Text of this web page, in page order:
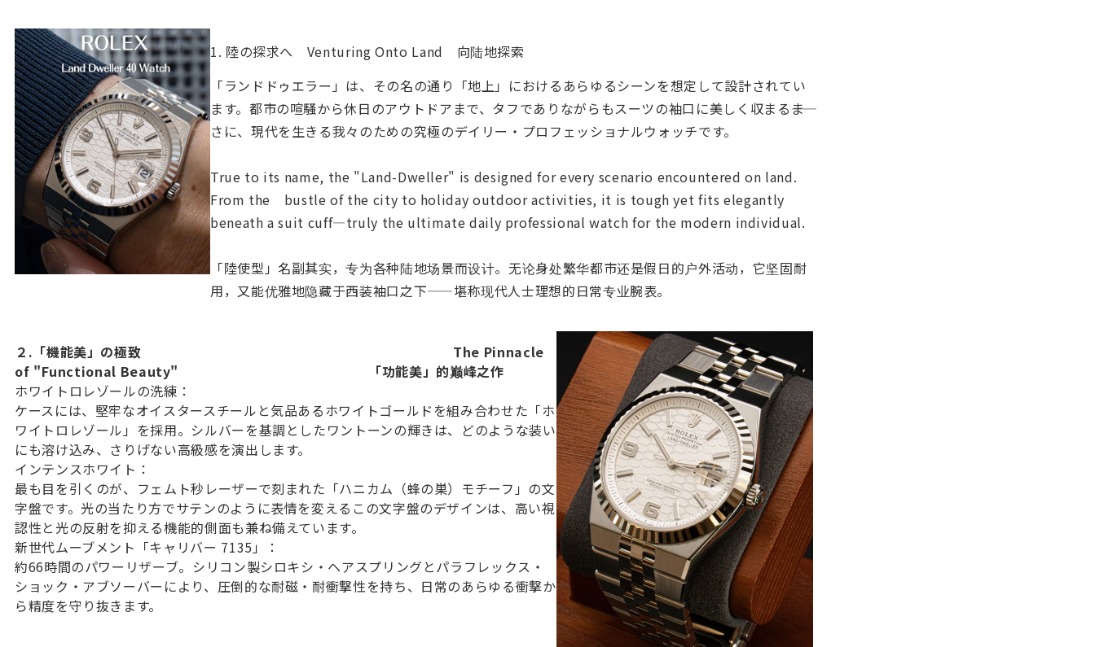
1. 陸の探求へ Venturing Onto Land 向陆地探索
「ランドドゥエラー」は、その名の通り「地上」におけるあらゆるシーンを想定して設計されてい
ます。都市の喧騒から休日のアウトドアまで、タフでありながらもスーツの袖口に美しく収まる――ま
さに、現代を生きる我々のための究極のデイリー・プロフェッショナルウォッチです。
True to its name, the "Land-Dweller" is designed for every scenario encountered on land.
From the bustle of the city to holiday outdoor activities, it is tough yet fits elegantly
beneath a suit cuff—truly the ultimate daily professional watch for the modern individual.
「陸使型」名副其实，专为各种陆地场景而设计。无论身处繁华都市还是假日的户外活动，它坚固耐
用，又能优雅地隐藏于西装袖口之下——堪称现代人士理想的日常专业腕表。
２.「機能美」の極致 The Pinnacle
of "Functional Beauty" 「功能美」的巅峰之作
ホワイトロレゾールの洗練：
ケースには、堅牢なオイスタースチールと気品あるホワイトゴールドを組み合わせた「ホ
ワイトロレゾール」を採用。シルバーを基調としたワントーンの輝きは、どのような装い
にも溶け込み、さりげない高級感を演出します。
インテンスホワイト：
最も目を引くのが、フェムト秒レーザーで刻まれた「ハニカム（蜂の巣）モチーフ」の文
字盤です。光の当たり方でサテンのように表情を変えるこの文字盤のデザインは、高い視
認性と光の反射を抑える機能的側面も兼ね備えています。
新世代ムーブメント「キャリバー 7135」：
約66時間のパワーリザーブ。シリコン製シロキシ・ヘアスプリングとパラフレックス・
ショック・アブソーバーにより、圧倒的な耐磁・耐衝撃性を持ち、日常のあらゆる衝撃か
ら精度を守り抜きます。